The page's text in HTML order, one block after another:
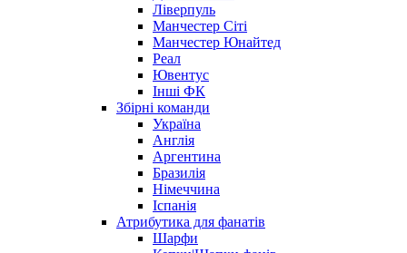
Ліверпуль
Манчестер Сіті
Манчестер Юнайтед
Реал
Ювентус
Інші ФК
Збірні команди
Україна
Англія
Аргентина
Бразилія
Німеччина
Іспанія
Атрибутика для фанатів
Шарфи